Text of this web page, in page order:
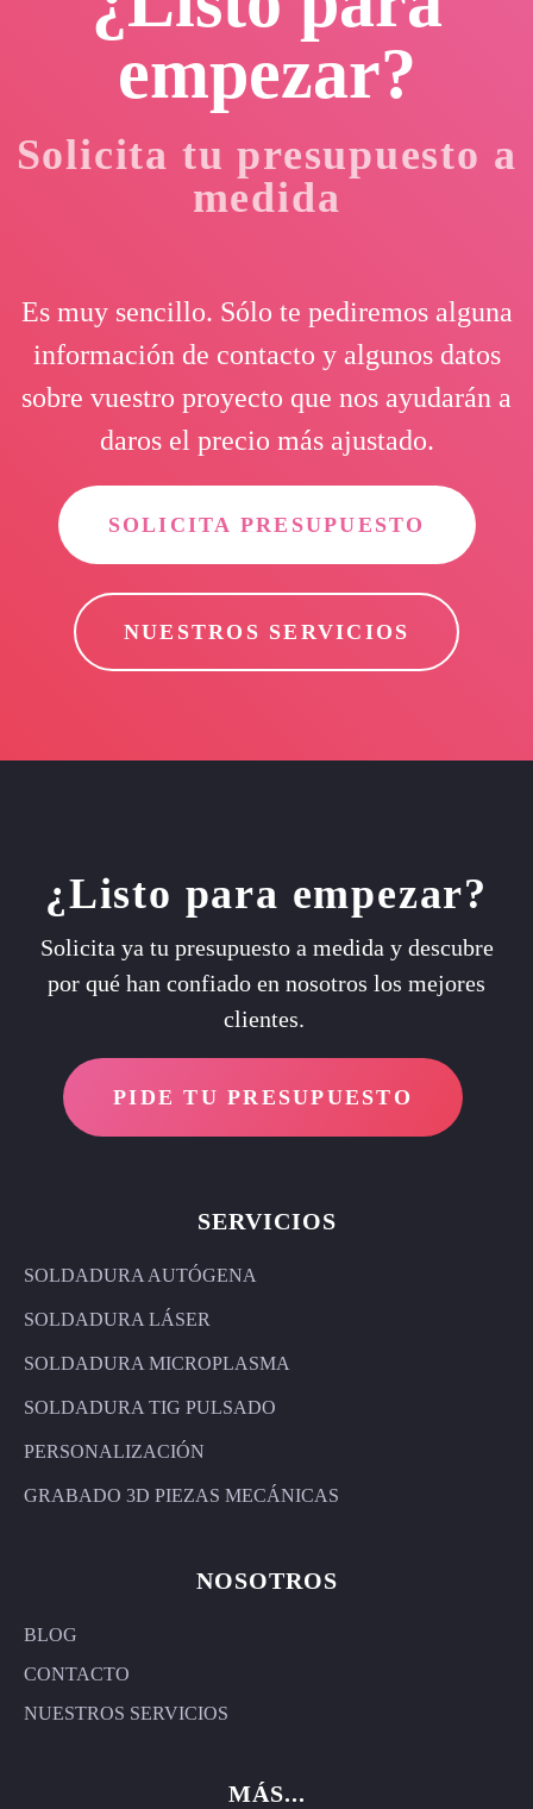
empezar?
Solicita tu presupuesto a
medida
Es muy sencillo. Sólo te pediremos alguna
información de contacto y algunos datos
sobre vuestro proyecto que nos ayudarán a
daros el precio más ajustado.
SOLICITA PRESUPUESTO
NUESTROS SERVICIOS
¿Listo para empezar?
Solicita ya tu presupuesto a medida y descubre
por qué han confiado en nosotros los mejores
clientes.
PIDE TU PRESUPUESTO
SERVICIOS
SOLDADURA AUTÓGENA
SOLDADURA LÁSER
SOLDADURA MICROPLASMA
SOLDADURA TIG PULSADO
PERSONALIZACIÓN
GRABADO 3D PIEZAS MECÁNICAS
NOSOTROS
BLOG
CONTACTO
NUESTROS SERVICIOS
MÁS...